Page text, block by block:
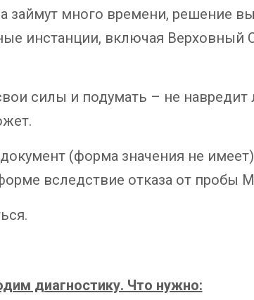
займут много времени, решение
инстанции, включая Верховный
силы и подумать – не навредит
(форма значения не
вследствие отказа от пробы
диагностику. Что нужно: